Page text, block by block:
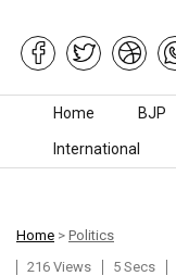
Skip to content
Home BJP
International
Home > Politics
216 Views
5 Secs